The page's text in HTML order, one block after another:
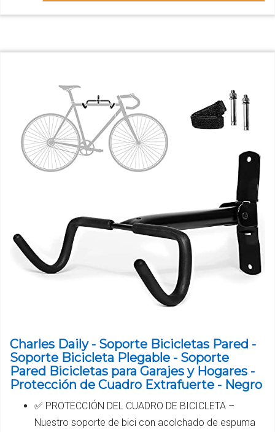
Charles Daily - Soporte Bicicletas Pared -
Soporte Bicicleta Plegable - Soporte
Pared Bicicletas para Garajes y Hogares -
Protección de Cuadro Extrafuerte - Negro
✅ PROTECCIÓN DEL CUADRO DE BICICLETA –
Nuestro soporte de bici con acolchado de espuma